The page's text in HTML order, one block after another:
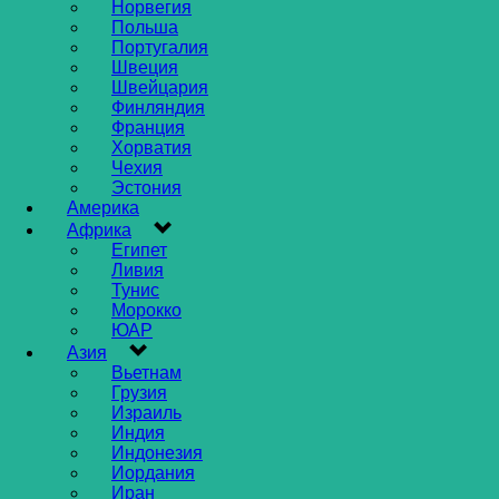
Норвегия
Польша
Португалия
Швеция
Швейцария
Финляндия
Франция
Хорватия
Чехия
Эстония
Америка
Африка
Египет
Ливия
Тунис
Морокко
ЮАР
Азия
Вьетнам
Грузия
Израиль
Индия
Индонезия
Иордания
Иран